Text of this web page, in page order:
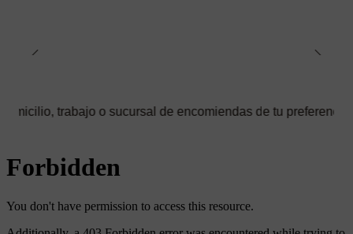
o sucursal de encomiendas de tu preferencia ✅